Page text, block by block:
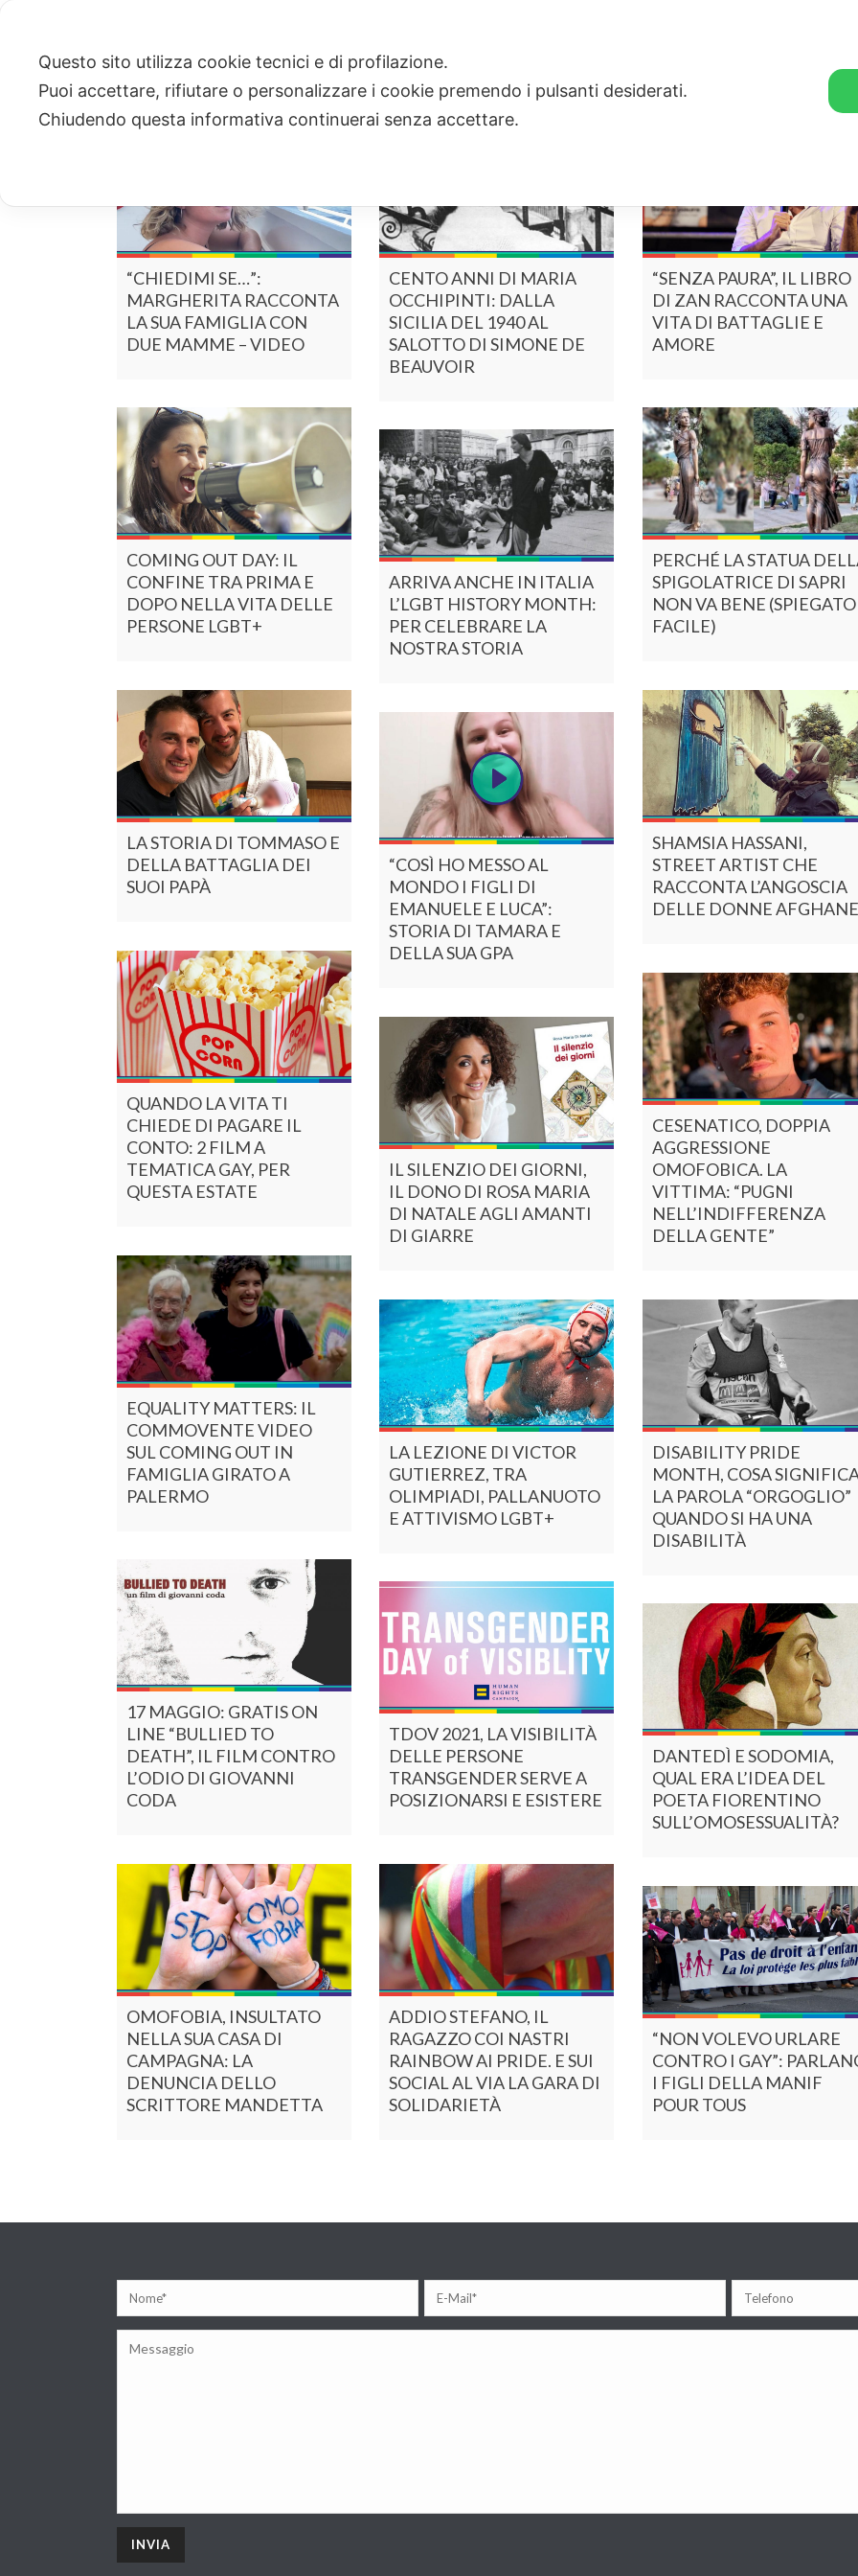
“CHIEDIMI SE…”:
MARGHERITA RACCONTA
LA SUA FAMIGLIA CON
DUE MAMME – VIDEO
CENTO ANNI DI MARIA
OCCHIPINTI: DALLA
SICILIA DEL 1940 AL
SALOTTO DI SIMONE DE
BEAUVOIR
“SENZA PAURA”, IL LIBRO
DI ZAN RACCONTA UNA
VITA DI BATTAGLIE E
AMORE
COMING OUT DAY: IL
CONFINE TRA PRIMA E
DOPO NELLA VITA DELLE
PERSONE LGBT+
PERCHÉ LA STATUA
SPIGOLATRICE DI SAPRI
NON VA BENE (SPIEGATO
FACILE)
ARRIVA ANCHE IN ITALIA
L’LGBT HISTORY MONTH:
PER CELEBRARE LA
NOSTRA STORIA
LA STORIA DI TOMMASO E
DELLA BATTAGLIA DEI
SUOI PAPÀ
SHAMSIA HASSANI,
STREET ARTIST CHE
RACCONTA L’ANGOSCIA
DELLE DONNE AFGHANE
“COSÌ HO MESSO AL
MONDO I FIGLI DI
EMANUELE E LUCA”:
STORIA DI TAMARA E
DELLA SUA GPA
QUANDO LA VITA TI
CHIEDE DI PAGARE IL
CONTO: 2 FILM A
TEMATICA GAY, PER
QUESTA ESTATE
CESENATICO, DOPPIA
AGGRESSIONE
OMOFOBICA. LA
VITTIMA: “PUGNI
NELL’INDIFFERENZA
DELLA GENTE”
IL SILENZIO DEI GIORNI,
IL DONO DI ROSA MARIA
DI NATALE AGLI AMANTI
DI GIARRE
EQUALITY MATTERS: IL
COMMOVENTE VIDEO
SUL COMING OUT IN
FAMIGLIA GIRATO A
PALERMO
LA LEZIONE DI VICTOR
GUTIERREZ, TRA
OLIMPIADI, PALLANUOTO
E ATTIVISMO LGBT+
DISABILITY PRIDE
MONTH, COSA
LA PAROLA “ORGOGLIO”
QUANDO SI HA UNA
DISABILITÀ
17 MAGGIO: GRATIS ON
LINE “BULLIED TO
DEATH”, IL FILM CONTRO
L’ODIO DI GIOVANNI
CODA
TDOV 2021, LA VISIBILITÀ
DELLE PERSONE
TRANSGENDER SERVE A
POSIZIONARSI E ESISTERE
DANTEDÌ E SODOMIA,
QUAL ERA L’IDEA DEL
POETA FIORENTINO
SULL’OMOSESSUALITÀ?
OMOFOBIA, INSULTATO
NELLA SUA CASA DI
CAMPAGNA: LA
DENUNCIA DELLO
SCRITTORE MANDETTA
ADDIO STEFANO, IL
RAGAZZO COI NASTRI
RAINBOW AI PRIDE. E SUI
SOCIAL AL VIA LA GARA DI
SOLIDARIETÀ
“NON VOLEVO URLARE
CONTRO I GAY”:
I FIGLI DELLA MANIF
POUR TOUS
Questo sito utilizza cookie tecnici e di profilazione.
Puoi accettare, rifiutare o personalizzare i cookie premendo i pulsanti desiderati.
Chiudendo questa informativa continuerai senza accettare.